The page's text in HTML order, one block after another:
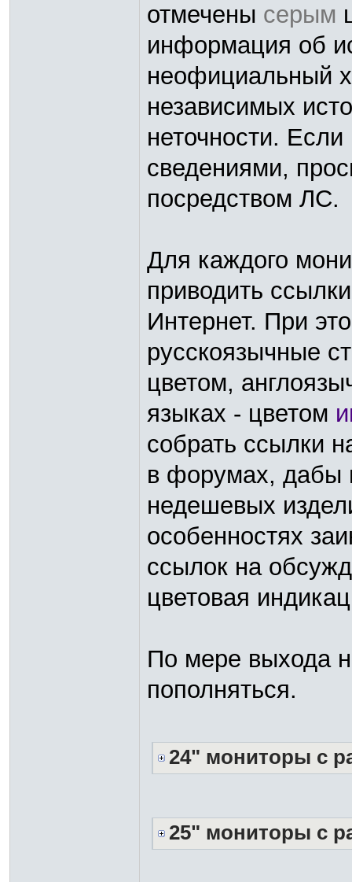
отмечены серым
информация об
неофициальный
независимых
неточности.
сведениями,
посредством ЛС.
Для каждого
приводить
Интернет. При
русскоязычные
цветом,
языках - цветом
собрать ссылки
в форумах, дабы
недешевых
особенностях
ссылок на
цветовая
По мере выхода
пополняться.
24" мониторы с
25" мониторы с